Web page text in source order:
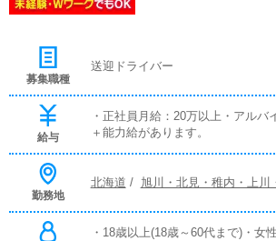
募集職種
送迎ドライバー
給与
・正社員月給：20万以上・アルバ
＋能力給があります。
勤務地
北海道 / 旭川・北見・稚内・上川
・18歳以上(18歳～60代まで)・女